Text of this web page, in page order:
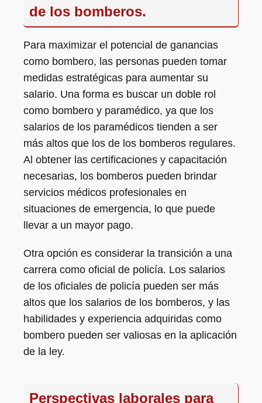
de los bomberos.
Para maximizar el potencial de ganancias
como bombero, las personas pueden tomar
medidas estratégicas para aumentar su
salario. Una forma es buscar un doble rol
como bombero y paramédico, ya que los
salarios de los paramédicos tienden a ser
más altos que los de los bomberos regulares.
Al obtener las certificaciones y capacitación
necesarias, los bomberos pueden brindar
servicios médicos profesionales en
situaciones de emergencia, lo que puede
llevar a un mayor pago.
Otra opción es considerar la transición a una
carrera como oficial de policía. Los salarios
de los oficiales de policía pueden ser más
altos que los salarios de los bomberos, y las
habilidades y experiencia adquiridas como
bombero pueden ser valiosas en la aplicación
de la ley.
Perspectivas laborales para